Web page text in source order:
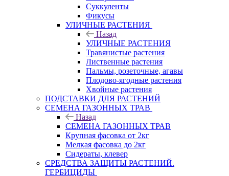
Суккуленты
Фикусы
УЛИЧНЫЕ РАСТЕНИЯ
Назад
УЛИЧНЫЕ РАСТЕНИЯ
Травянистые растения
Лиственные растения
Пальмы, розеточные, агавы
Плодово-ягодные растения
Хвойные растения
ПОДСТАВКИ ДЛЯ РАСТЕНИЙ
СЕМЕНА ГАЗОННЫХ ТРАВ
Назад
СЕМЕНА ГАЗОННЫХ ТРАВ
Крупная фасовка от 2кг
Мелкая фасовка до 2кг
Сидераты, клевер
СРЕДСТВА ЗАЩИТЫ РАСТЕНИЙ.
ГЕРБИЦИДЫ